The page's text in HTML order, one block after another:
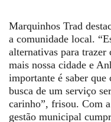
Marquinhos Trad
a comunidade local.
alternativas para trazer
mais nossa cidade e
importante é saber que
busca de um serviço
carinho”, frisou. Com
gestão municipal